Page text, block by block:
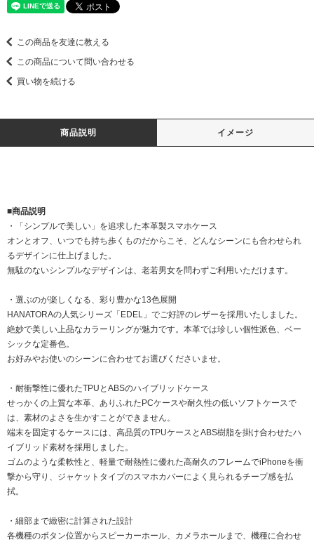
この商品を友達に教える
この商品について問い合わせる
買い物を続ける
商品説明 イメージ
■商品説明
・「シンプルで美しい」を追求した本革製スマホケース
オンとオフ、いつでも持ち歩くものだからこそ、どんなシーンにも合わせられ
るデザインに仕上げました。
無駄のないシンプルなデザインは、老若男女を問わずご利用いただけます。
・選ぶのが楽しくなる、彩り豊かな13色展開
HANATORAの人気シリーズ「EDEL」でご好評のレザーを採用いたしました。
絶妙で美しい上品なカラーリングが魅力です。本革では珍しい個性派色、ベー
シックな定番色。
お好みやお使いのシーンに合わせてお選びくださいませ。
・耐衝撃性に優れたTPUとABSのハイブリッドケース
せっかくの上質な本革、ありふれたPCケースや耐久性の低いソフトケースで
は、素材のよさを生かすことができません。
端末を固定するケースには、高品質のTPUケースとABS樹脂を掛け合わせたハ
イブリッド素材を採用しました。
ゴムのような柔軟性と、軽量で耐熱性に優れた高耐久のフレームでiPhoneを衝
撃から守り、ジャケットタイプのスマホカバーによく見られるチープ感を払
拭。
・細部まで緻密に計算された設計
各機種のボタン位置からスピーカーホール、カメラホールまで、機種に合わせ